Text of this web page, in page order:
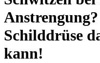
Schilddrüse
kann!